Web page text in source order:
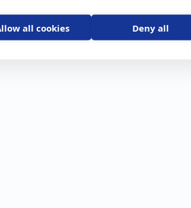
all cookies Deny allMoped